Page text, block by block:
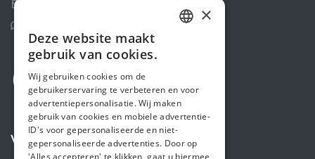
Volg ons
ENGLISH
×
Deze website maakt
gebruik van cookies.
Wij gebruiken cookies om de
gebruikerservaring te verbeteren en voor
advertentiepersonalisatie. Wij maken
gebruik van cookies en mobiele advertentie-
ID's voor gepersonaliseerde en niet-
gepersonaliseerde advertenties. Door op
'Alles accepteren' te klikken, gaat u hiermee